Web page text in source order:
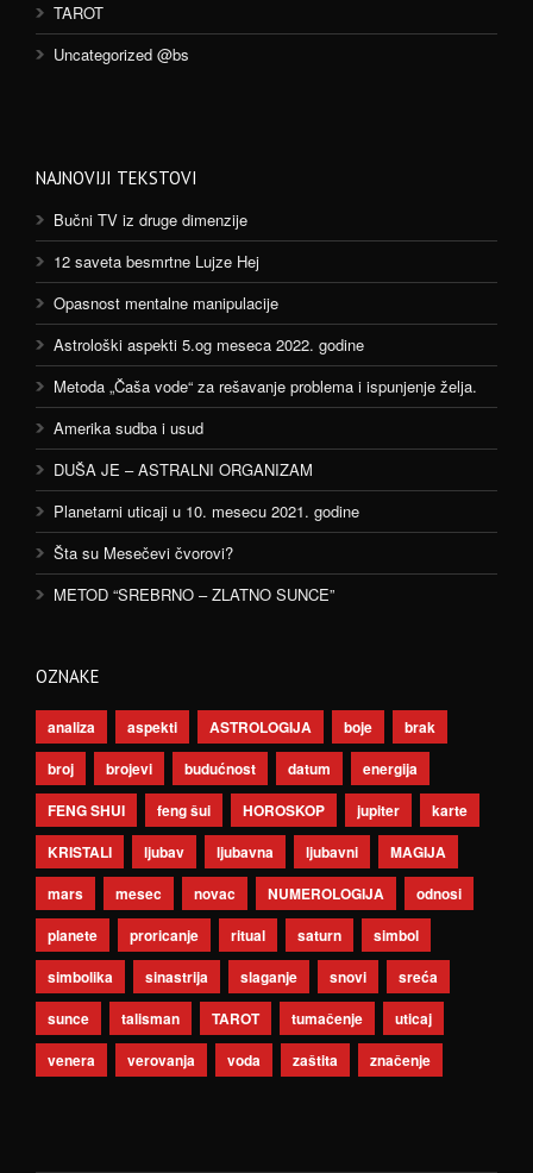
TAROT
Uncategorized @bs
NAJNOVIJI TEKSTOVI
Bučni TV iz druge dimenzije
12 saveta besmrtne Lujze Hej
Opasnost mentalne manipulacije
Astrološki aspekti 5.og meseca 2022. godine
Metoda „Čaša vode“ za rešavanje problema i ispunjenje želja.
Amerika sudba i usud
DUŠA JE – ASTRALNI ORGANIZAM
Planetarni uticaji u 10. mesecu 2021. godine
Šta su Mesečevi čvorovi?
METOD “SREBRNO – ZLATNO SUNCE”
OZNAKE
analiza aspekti ASTROLOGIJA boje
brak
broj
brojevi budućnost datum
energija
FENG SHUI
feng šui HOROSKOP jupiter
karte
KRISTALI
ljubav ljubavna ljubavni
MAGIJA
mars
mesec novac NUMEROLOGIJA
odnosi
planete
proricanje ritual saturn
simbol
simbolika
sinastrija slaganje snovi
sreća
sunce
talisman TAROT tumačenje
uticaj
venera
verovanja voda zaštita značenje